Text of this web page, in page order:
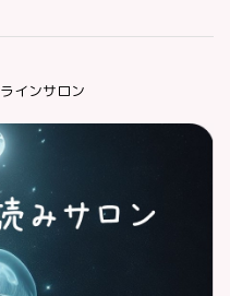
インサロン